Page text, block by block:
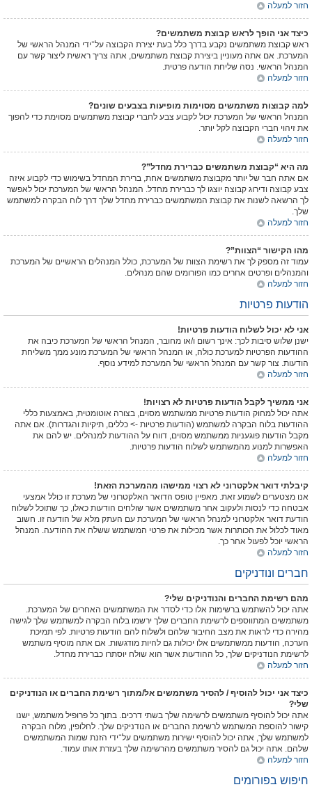
חזור למעלה
כיצד אני הופך לראש קבוצת משתמשים?
ראש קבוצת משתמשים נקבע בדרך כלל בעת יצירת הקבוצה על־ידי המנהל הראשי של
המערכת. אם אתה מעוניין ביצירת קבוצת משתמשים, אתה צריך ראשית ליצור קשר עם
המנהל הראשי. נסה שליחת הודעה פרטית.
חזור למעלה
למה קבוצות משתמשים מסוימות מופיעות בצבעים שונים?
המנהל הראשי של המערכת יכול לקבוע צבע לחברי קבוצת משתמשים מסוימת כדי להפוך
את זיהוי חברי הקבוצה לקל יותר.
חזור למעלה
מה היא “קבוצת משתמשים כברירת מחדל”?
אם אתה חבר של יותר מקבוצת משתמשים אחת, ברירת המחדל בשימוש כדי לקבוע איזה
צבע קבוצה ודירוג קבוצה יוצגו לך כברירת מחדל. המנהל הראשי של המערכת יכול לאפשר
לך הרשאה לשנות את קבוצת המשתמשים כברירת מחדל שלך דרך לוח הבקרה למשתמש
שלך.
חזור למעלה
מהו הקישור “הצוות”?
עמוד זה מספק לך את רשימת הצוות של המערכת, כולל המנהלים הראשיים של המערכת
והמנהלים ופרטים אחרים כמו הפורומים שהם מנהלים.
חזור למעלה
הודעות פרטיות
אני לא יכול לשלוח הודעות פרטיות!
ישנן שלוש סיבות לכך: אינך רשום ו/או מחובר, המנהל הראשי של המערכת כיבה את
ההודעות הפרטיות למערכת כולה, או המנהל הראשי של המערכת מונע ממך משליחת
הודעות. צור קשר עם המנהל הראשי של המערכת למידע נוסף.
חזור למעלה
אני ממשיך לקבל הודעות פרטיות לא רצויות!
אתה יכול למחוק הודעות פרטיות ממשתמש מסוים, בצורה אוטומטית, באמצעות כללי
ההודעות בלוח הבקרה למשתמש (הודעות פרטיות -> כללים, תיקיות והגדרות). אם אתה
מקבל הודעות פוגעניות ממשתמש מסוים, דווח על ההודעות למנהלים. יש להם את
האפשרות למנוע מהמשתמש לשלוח הודעות פרטיות.
חזור למעלה
קיבלתי דואר אלקטרוני לא רצוי ממישהו מהמערכת הזאת!
אנו מצטערים לשמוע זאת. מאפיין טופס הדואר האלקטרוני של מערכת זו כולל אמצעי
אבטחה כדי לנסות ולעקוב אחר משתמשים אשר שולחים הודעות כאלו, כך שתוכל לשלוח
הודעת דואר אלקטרוני למנהל הראשי של המערכת עם העתק מלא של הודעה זו. חשוב
מאוד לכלול את הכותרות אשר מכילות את פרטי המשתמש ששלח את ההודעה. המנהל
הראשי יוכל לפעול אחר כך.
חזור למעלה
חברים ונודניקים
מהם רשימת החברים והנודניקים שלי?
אתה יכול להשתמש ברשימות אלו כדי לסדר את המשתמשים האחרים של המערכת.
משתמשים המתווספים לרשימת החברים שלך ירשמו בלוח הבקרה למשתמש שלך לגישה
מהירה כדי לראות את מצב החיבור שלהם ולשלוח להם הודעות פרטיות. לפי תמיכת
הערכה, הודעות ממשתמשים אלו יכולות גם להיות מודגשות. אם אתה מוסיף משתמש
לרשימת הנודניקים שלך, כל ההודעות אשר הוא שולח יוסתרו כברירת מחדל.
חזור למעלה
כיצד אני יכול להוסיף / להסיר משתמשים אל/מתוך רשימת החברים או הנודניקים
שלי?
אתה יכול להוסיף משתמשים לרשימה שלך בשתי דרכים. בתוך כל פרופיל משתמש, ישנו
קישור להוספת המשתמש לרשימת החברים או הנודניקים שלך. לחלופין, מלוח הבקרה
למשתמש שלך, אתה יכול להוסיף ישירות משתמשים על־ידי הזנת שמות המשתמשים
שלהם. אתה יכול גם להסיר משתמשים מהרשימה שלך בעזרת אותו עמוד.
חזור למעלה
חיפוש בפורומים